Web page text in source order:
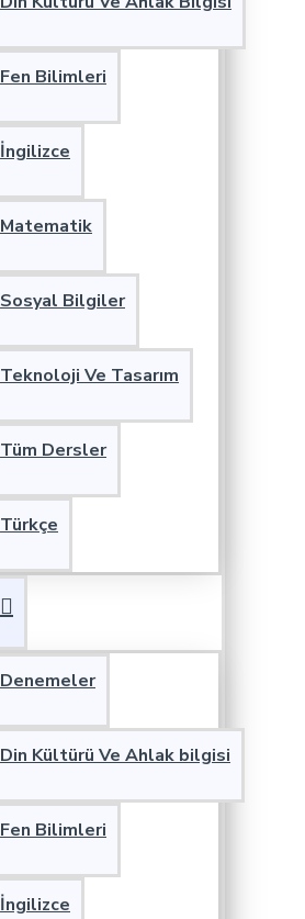
Fen Bilimleri
İngilizce
Matematik
Sosyal Bilgiler
Teknoloji Ve Tasarım
Tüm Dersler
Türkçe
Denemeler
Din Kültürü Ve Ahlak bilgisi
Fen Bilimleri
İngilizce